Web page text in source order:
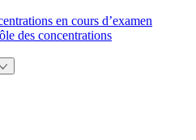
en cours d’examen
des concentrations